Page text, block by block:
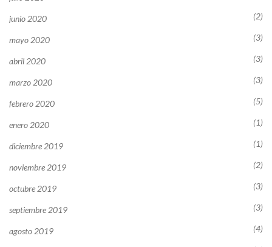
junio 2020 (2)
mayo 2020 (3)
abril 2020 (3)
marzo 2020 (3)
febrero 2020 (5)
enero 2020 (1)
diciembre 2019 (1)
noviembre 2019 (2)
octubre 2019 (3)
septiembre 2019 (3)
agosto 2019 (4)